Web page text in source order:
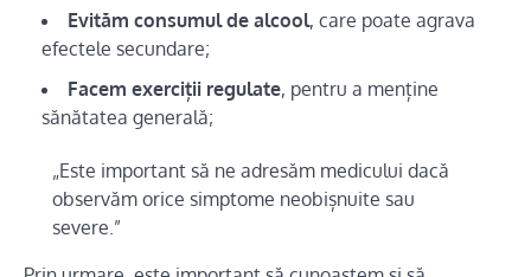
Evităm consumul de alcool, care poate agrava
efectele secundare;
Facem exerciții regulate, pentru a menține
sănătatea generală;
„Este important să ne adresăm medicului dacă
observăm orice simptome neobișnuite sau
severe.”